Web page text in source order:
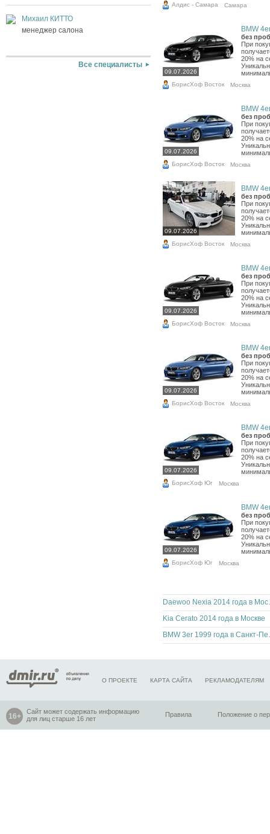
Михаил КИТТО
менеджер салона
Все специалисты
Алдис - Самара Самара
09.07.2026
BMW
без
При
20% на
БорисХоф Восток Москва
09.07.2026
BMW
без
При
20% на
БорисХоф Восток Москва
09.07.2026
BMW
без
При
20% на
БорисХоф Восток Москва
09.07.2026
BMW
без
При
20% на
БорисХоф Восток Москва
09.07.2026
BMW
без
При
20% на
БорисХоф Восток Москва
09.07.2026
BMW
без
При
20% на
БорисХоф Юг Москва
09.07.2026
BMW
без
При
20% на
БорисХоф Юг Москва
Kia Cerato 2014 года в Москве
BMW
О ПРОЕКТЕ КАРТА САЙТА РЕКЛАМОДАТЕЛЯМ
Сайт может содержать информацию
для лиц старше 16 лет
Правила Положение о